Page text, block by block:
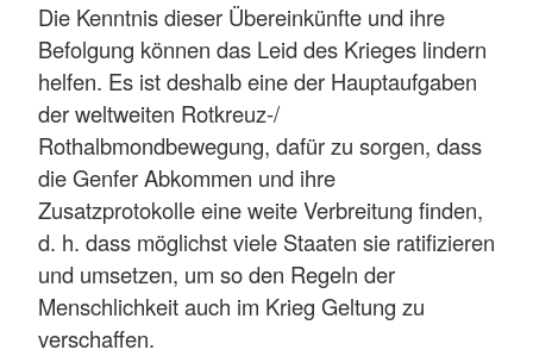
Die Kenntnis dieser Übereinkünfte und ihre
Befolgung können das Leid des Krieges lindern
helfen. Es ist deshalb eine der Hauptaufgaben
der weltweiten Rotkreuz-/
Rothalbmondbewegung, dafür zu sorgen, dass
die Genfer Abkommen und ihre
Zusatzprotokolle eine weite Verbreitung finden,
d. h. dass möglichst viele Staaten sie ratifizieren
und umsetzen, um so den Regeln der
Menschlichkeit auch im Krieg Geltung zu
verschaffen.